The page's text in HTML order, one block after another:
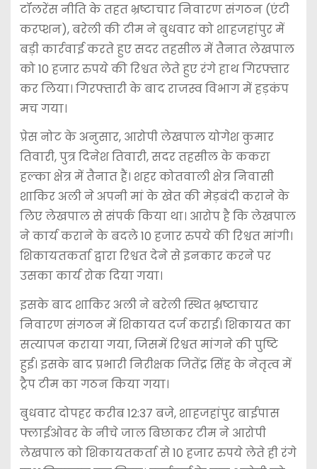
टॉलरेंस नीति के तहत भ्रष्टाचार निवारण संगठन (एंटी
करप्शन), बरेली की टीम ने बुधवार को शाहजहांपुर में
बड़ी कार्रवाई करते हुए सदर तहसील में तैनात लेखपाल
को 10 हजार रुपये की रिश्वत लेते हुए रंगे हाथ गिरफ्तार
कर लिया। गिरफ्तारी के बाद राजस्व विभाग में हड़कंप
मच गया।
प्रेस नोट के अनुसार, आरोपी लेखपाल योगेश कुमार
तिवारी, पुत्र दिनेश तिवारी, सदर तहसील के ककरा
हल्का क्षेत्र में तैनात हैं। शहर कोतवाली क्षेत्र निवासी
शाकिर अली ने अपनी मां के खेत की मेड़बंदी कराने के
लिए लेखपाल से संपर्क किया था। आरोप है कि लेखपाल
ने कार्य कराने के बदले 10 हजार रुपये की रिश्वत मांगी।
शिकायतकर्ता द्वारा रिश्वत देने से इनकार करने पर
उसका कार्य रोक दिया गया।
इसके बाद शाकिर अली ने बरेली स्थित भ्रष्टाचार
निवारण संगठन में शिकायत दर्ज कराई। शिकायत का
सत्यापन कराया गया, जिसमें रिश्वत मांगने की पुष्टि
हुई। इसके बाद प्रभारी निरीक्षक जितेंद्र सिंह के नेतृत्व में
ट्रैप टीम का गठन किया गया।
बुधवार दोपहर करीब 12:37 बजे, शाहजहांपुर बाईपास
फ्लाईओवर के नीचे जाल बिछाकर टीम ने आरोपी
लेखपाल को शिकायतकर्ता से 10 हजार रुपये लेते ही रंगे